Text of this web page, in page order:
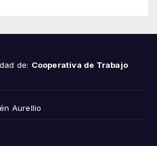
de: Cooperativa de Trabajo
Aurellio